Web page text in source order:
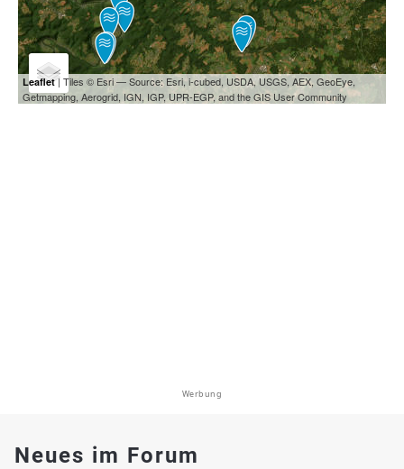
Leaflet| Tiles © Esri — Source: Esri, i-cubed, USDA, USGS, AEX, GeoEye,
Getmapping, Aerogrid, IGN, IGP, UPR-EGP, and the GIS User Community
Werbung
Neues im Forum